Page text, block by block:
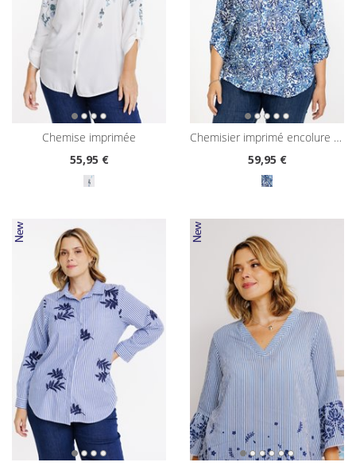
chemise imprimée
55,95 €
chemisier imprimé encolure tunisienne
59,95 €